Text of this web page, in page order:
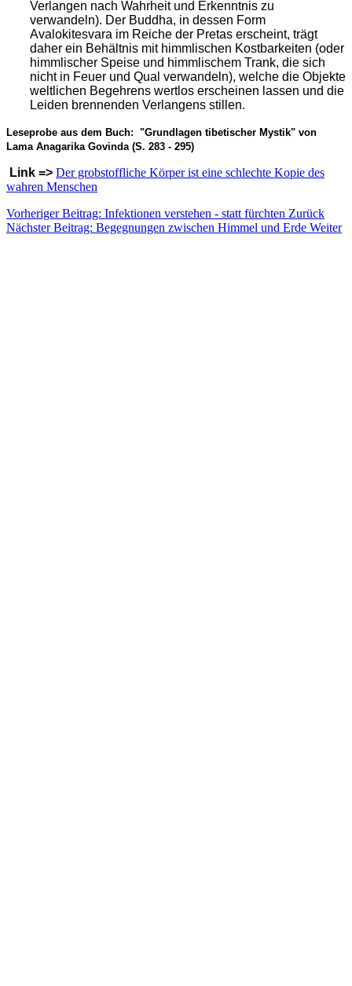
Verlangen nach Wahrheit und Erkenntnis zu
verwandeln). Der Buddha, in dessen Form
Avalokitesvara im Reiche der Pretas erscheint, trägt
daher ein Behältnis mit himmlischen Kostbarkeiten (oder
himmlischer Speise und himmlischem Trank, die sich
nicht in Feuer und Qual verwandeln), welche die Objekte
weltlichen Begehrens wertlos erscheinen lassen und die
Leiden brennenden Verlangens stillen.
Leseprobe aus dem Buch: "Grundlagen tibetischer Mystik" von
Lama Anagarika Govinda (S. 283 - 295)
Link => Der grobstoffliche Körper ist eine schlechte Kopie des
wahren Menschen
Vorheriger Beitrag: Infektionen verstehen - statt fürchten Zurück
Nächster Beitrag: Begegnungen zwischen Himmel und Erde Weiter